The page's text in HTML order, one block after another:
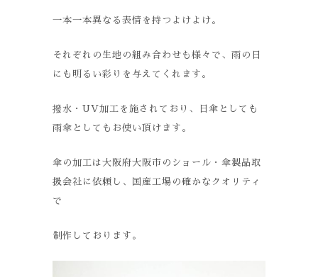
一本一本異なる表情を持つよけよけ。
それぞれの生地の組み合わせも様々で、雨の日
にも明るい彩りを与えてくれます。
撥水・UV加工を施されており、日傘としても
雨傘としてもお使い頂けます。
傘の加工は大阪府大阪市のショール・傘製品取
扱会社に依頼し、国産工場の確かなクオリティ
で
制作しております。